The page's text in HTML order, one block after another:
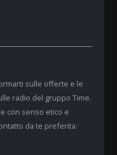
sulle offerte e le
radio del gruppo Time.
con senso etico e
da te preferita: